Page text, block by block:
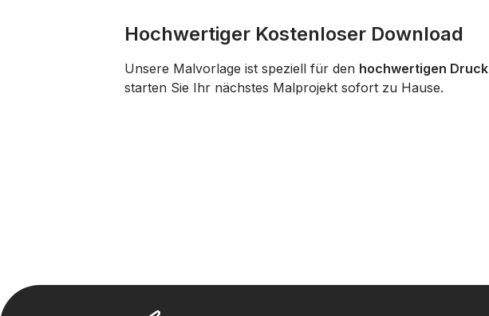
Hochwertiger Kostenloser Download
Unsere Malvorlage ist speziell für den hochwertigen
starten Sie Ihr nächstes Malprojekt sofort zu Hause.